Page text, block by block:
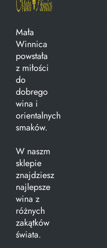
Mała
Winnica
powstała
z miłości
do
dobrego
wina i
orientalnych
smaków.
W naszm
sklepie
znajdziesz
najlepsze
wina z
różnych
zakątków
świata.